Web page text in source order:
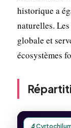
historique a
naturelles.
globale et
écosystèmes